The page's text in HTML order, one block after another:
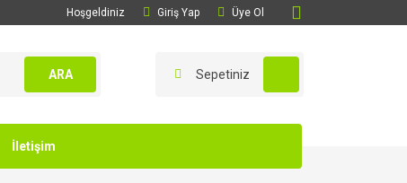
Hoşgeldiniz Giriş Yap Üye Ol
ARA Sepetiniz
İletişim